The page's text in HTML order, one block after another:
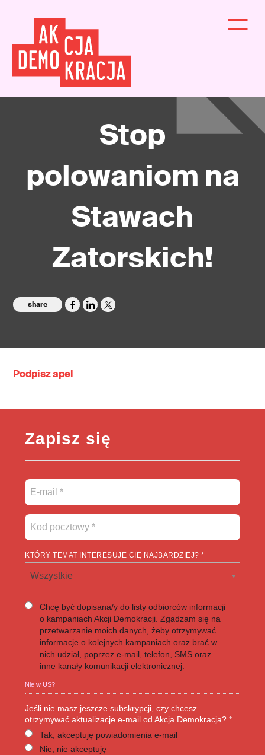
Stop
polowaniom na
Stawach
Zatorskich!
share
Podpisz apel
Zapisz się
KTÓRY TEMAT INTERESUJE CIĘ NAJBARDZIEJ? *
Wszystkie
Chcę być dopisana/y do listy odbiorców informacji
o kampaniach Akcji Demokracji. Zgadzam się na
przetwarzanie moich danych, żeby otrzymywać
informacje o kolejnych kampaniach oraz brać w
nich udział, poprzez e-mail, telefon, SMS oraz
inne kanały komunikacji elektronicznej.
Nie wUS?
Jeśli nie masz jeszcze subskrypcji, czy chcesz
otrzymywać aktualizacje e-mail od Akcja Demokracja? *
Tak, akceptuję powiadomienia e-mail
Nie, nie akceptuję